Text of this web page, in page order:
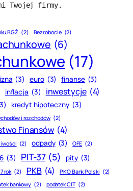
Twojej firmy.
BGŻ (2) Bezrobocie (2)
(6)
(17)
(3) euro (3) finanse (3)
inflacja (3) inwestycje (4)
kredyt hipoteczny (3)
i rozchodów (2)
Finansów (4)
(2) odpady (3) OFE (2)
(3) PIT-37 (5) pity (3)
rok (2) PKB (4) PKO Bank Polski (2)
bankowy (2) podatek CIT (2)